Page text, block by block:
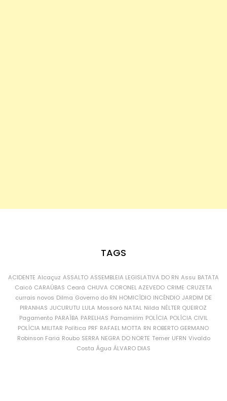
TAGS
ACIDENTE Alcaçuz ASSALTO ASSEMBLEIA LEGISLATIVA DO RN Assu BATATA
Caicó CARAÚBAS Ceará CHUVA CORONEL AZEVEDO CRIME CRUZETA
currais novos Dilma Governo do RN HOMICÍDIO INCÊNDIO JARDIM DE
PIRANHAS JUCURUTU LULA Mossoró NATAL Nilda NÉLTER QUEIROZ
Pagamento PARAÍBA PARELHAS Parnamirim POLÍCIA POLÍCIA CIVIL
POLÍCIA MILITAR Política PRF RAFAEL MOTTA RN ROBERTO GERMANO
Robinson Faria Roubo SERRA NEGRA DO NORTE Temer UFRN Vivaldo
Costa Água ÁLVARO DIAS